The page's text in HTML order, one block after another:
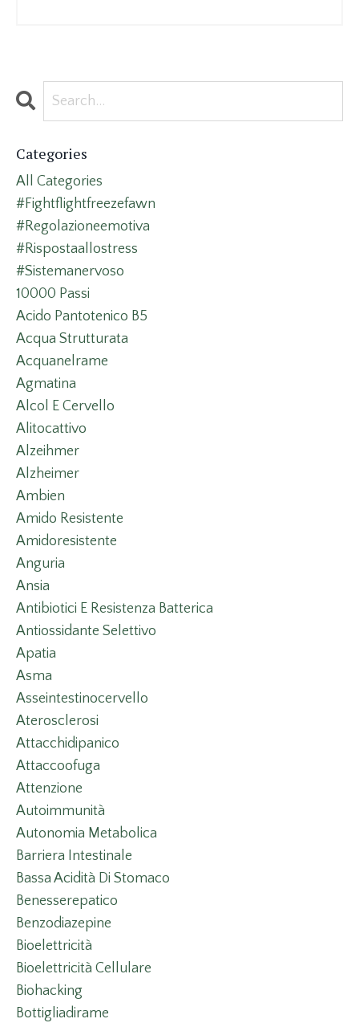
Categories
All Categories
#fightflightfreezefawn
#regolazioneemotiva
#rispostaallostress
#sistemanervoso
10000 Passi
Acido Pantotenico B5
Acqua Strutturata
Acquanelrame
Agmatina
Alcol E Cervello
Alitocattivo
Alzeihmer
Alzheimer
Ambien
Amido Resistente
Amidoresistente
Anguria
Ansia
Antibiotici E Resistenza Batterica
Antiossidante Selettivo
Apatia
Asma
Asseintestinocervello
Aterosclerosi
Attacchidipanico
Attaccoofuga
Attenzione
Autoimmunità
Autonomia Metabolica
Barriera Intestinale
Bassa Acidità Di Stomaco
Benesserepatico
Benzodiazepine
Bioelettricità
Bioelettricità Cellulare
Biohacking
Bottigliadirame